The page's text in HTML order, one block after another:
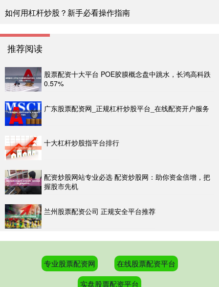
如何用杠杆炒股？新手必看操作指南
推荐阅读
股票配资十大平台 POE胶膜概念盘中跳水，长鸿高科跌
0.57%
广东股票配资网_正规杠杆炒股平台_在线配资开户服务
十大杠杆炒股指平台排行
配资炒股网站专业必选 配资炒股网：助你资金倍增，把
握股市先机
兰州股票配资公司 正规安全平台推荐
专业股票配资网
在线股票配资平台
实盘股票配资平台